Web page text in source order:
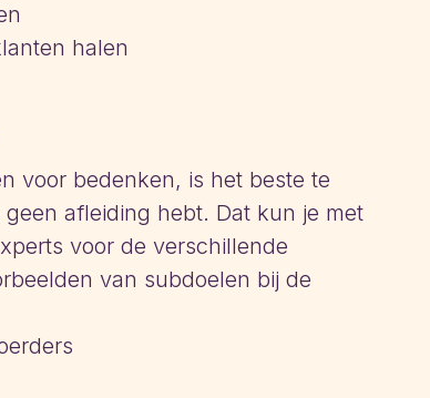
halen
voor bedenken, is het beste te
afleiding hebt. Dat kun je met
voor de verschillende
van subdoelen bij de